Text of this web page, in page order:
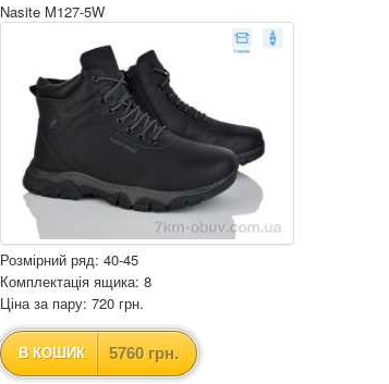
Nasite M127-5W
Розмірний ряд: 40-45
Комплектація ящика: 8
Ціна за пару: 720 грн.
В КОШИК 5760 грн.